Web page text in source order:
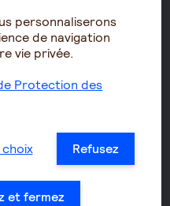
personnaliserons
de navigation
vie privée.
Protection des
Refusez
et fermez